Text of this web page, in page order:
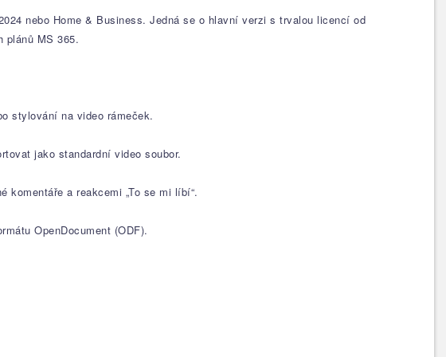
nebo Home & Business. Jedná se o hlavní verzi s trvalou licencí od
plánů MS 365.
stylování na video rámeček.
jako standardní video soubor.
a reakcemi „To se mi líbí“.
OpenDocument (ODF).